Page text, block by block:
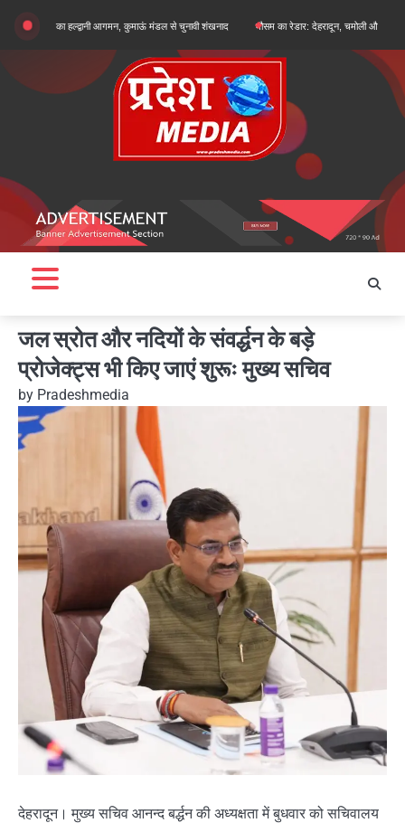
content
का हल्द्वानी आगमन, कुमाऊं मंडल से चुनावी शंखनाद मौसम का रेडार: देहरादून, चमोली और बागेश्वर में ऑरेंज
जल स्रोत और नदियों के संवर्द्धन के बड़े
प्रोजेक्ट्स भी किए जाएं शुरूः मुख्य सचिव
by Pradeshmedia
देहरादून। मुख्य सचिव आनन्द बर्द्धन की अध्यक्षता में बुधवार को सचिवालय